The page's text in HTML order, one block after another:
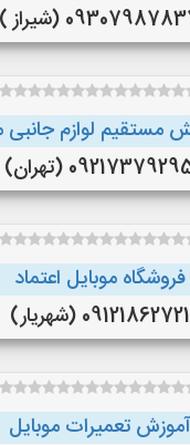
(شیراز )
لوازم جانبى
(تهران)
فروشگاه موبایل اعتماد
09121862721 (شهریار)
آموزش تعمیرات موبایل